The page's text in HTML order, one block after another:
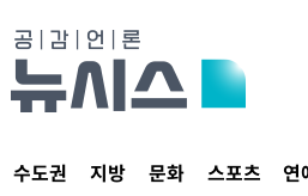
수도권 지방 문화 스포츠 연